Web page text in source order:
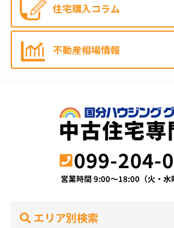
住宅購入コラム
不動産相場情報
エリア別検索